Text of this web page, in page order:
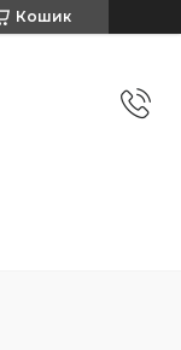
Кошик